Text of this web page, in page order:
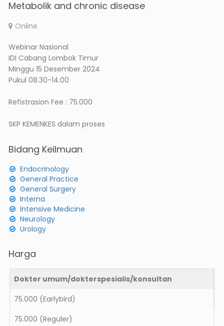
Metabolik and chronic disease
Online
Webinar Nasional
IDI Cabang Lombok Timur
Minggu 15 Desember 2024
Pukul 08.30-14.00
Refistrasion Fee : 75.000
SKP KEMENKES dalam proses
Bidang Keilmuan
Endocrinology
General Practice
General Surgery
Interna
Intensive Medicine
Neurology
Urology
Harga
Dokter umum/dokterspesialis/konsultan
75.000 (Earlybird)
75.000 (Reguler)